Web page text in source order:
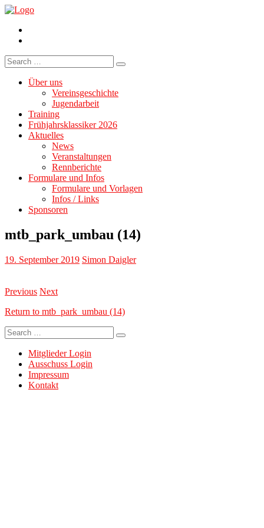
Search
for:
Über uns
Vereinsgeschichte
Jugendarbeit
Training
Frühjahrsklassiker 2026
Aktuelles
News
Veranstaltungen
Rennberichte
Formulare und Infos
Formulare und Vorlagen
Infos / Links
Sponsoren
mtb_park_umbau (14)
19. September 2019 Simon Daigler
Previous Next
Return to mtb_park_umbau (14)
Search
for:
Mitglieder Login
Ausschuss Login
Impressum
Kontakt